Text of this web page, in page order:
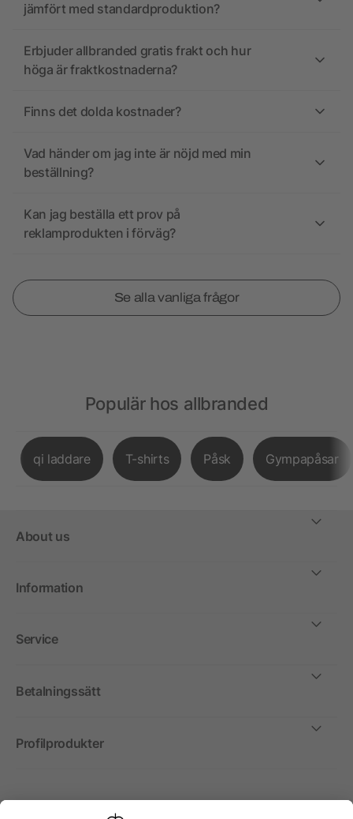
jämfört med standardproduktion?
Erbjuder allbranded gratis frakt och hur
höga är fraktkostnaderna?
Finns det dolda kostnader?
Vad händer om jag inte är nöjd med min
beställning?
Kan jag beställa ett prov på
reklamprodukten i förväg?
Se alla vanliga frågor
Populär hos allbranded
qi laddare T-shirts Påsk Gympapåsar
About us
Information
Service
Betalningssätt
Profilprodukter
Internationellt